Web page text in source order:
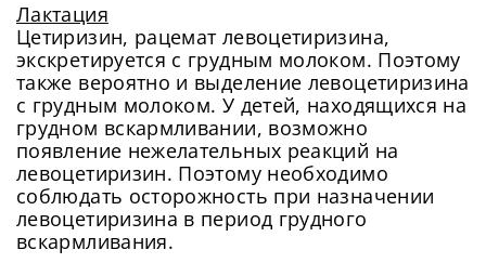
Лактация
Цетиризин, рацемат левоцетиризина,
экскретируется с грудным молоком. Поэтому
также вероятно и выделение левоцетиризина
с грудным молоком. У детей, находящихся на
грудном вскармливании, возможно
появление нежелательных реакций на
левоцетиризин. Поэтому необходимо
соблюдать осторожность при назначении
левоцетиризина в период грудного
вскармливания.